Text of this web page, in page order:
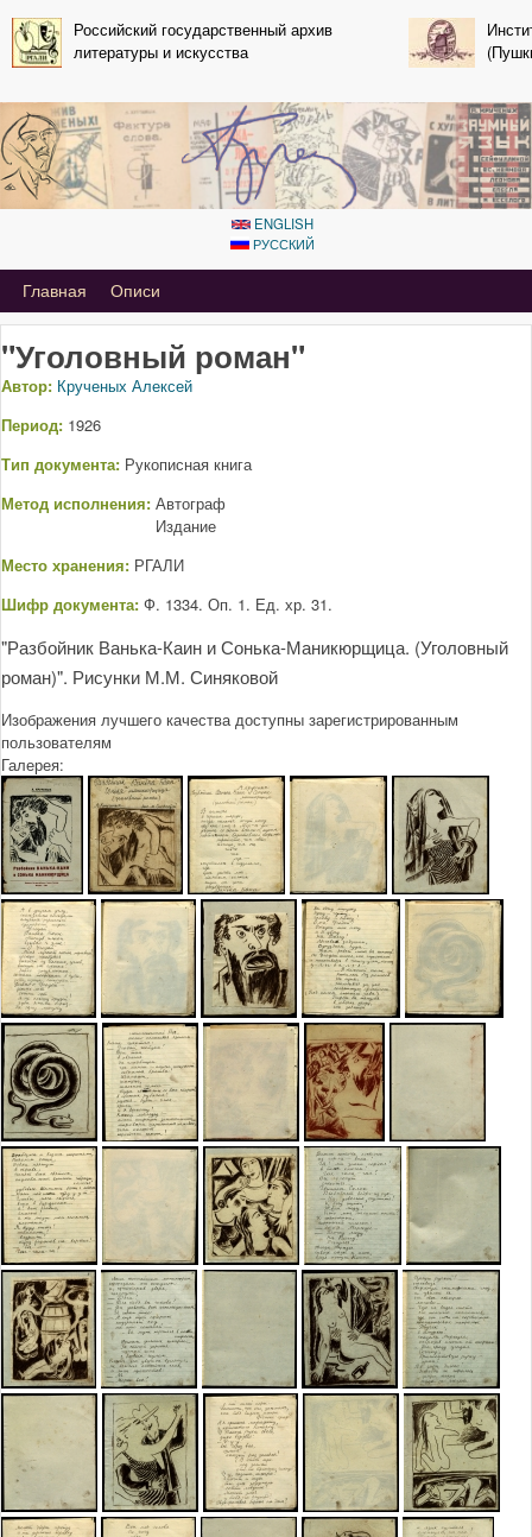
Перейти к основному
содержанию
Российский государственный архив
литературы и искусства
ENGLISH
РУССКИЙ
Primary_tsvetaeva for Aleksey kruchenyh
Главная Описи
"Уголовный роман"
Автор: Крученых Алексей
Период: 1926
Тип документа: Рукописная книга
Метод исполнения: Автограф
Издание
Место хранения: РГАЛИ
Шифр документа: Ф. 1334. Оп. 1. Ед. хр. 31.
"Разбойник Ванька-Каин и Сонька-Маникюрщица. (Уголовный
роман)". Рисунки М.М. Синяковой
Изображения лучшего качества доступны зарегистрированным
пользователям
Галерея: